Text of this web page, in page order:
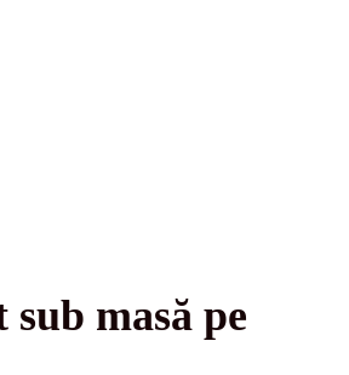
masă pe